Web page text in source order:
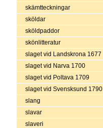
skämtteckningar
sköldar
sköldpaddor
skönlitteratur
slaget vid Landskrona 1677
slaget vid Narva 1700
slaget vid Poltava 1709
slaget vid Svensksund 1790
slang
slavar
slaveri